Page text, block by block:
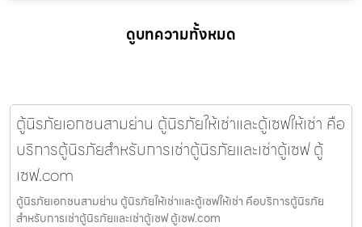
ดูบทความทั้งหมด
ตู้นิรภัยเอกชนสามย่าน ตู้นิรภัยให้เช่าและตู้เซฟให้เช่า คือ
บริการตู้นิรภัยสำหรับการเช่าตู้นิรภัยและเช่าตู้เซฟ ตู้
เซฟ.com
ตู้นิรภัยเอกชนสามย่าน ตู้นิรภัยให้เช่าและตู้เซฟให้เช่า คือบริการตู้นิรภัย
สำหรับการเช่าตู้นิรภัยและเช่าตู้เซฟ ตู้เซฟ.com